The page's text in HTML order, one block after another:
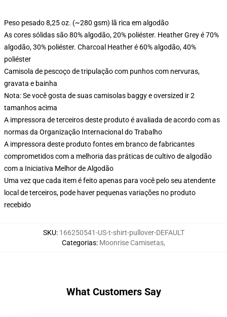
Peso pesado 8,25 oz. (~280 gsm) lã rica em algodão
As cores sólidas são 80% algodão, 20% poliéster. Heather Grey é 70%
algodão, 30% poliéster. Charcoal Heather é 60% algodão, 40%
poliéster
Camisola de pescoço de tripulação com punhos com nervuras,
gravata e bainha
Nota: Se você gosta de suas camisolas baggy e oversized ir 2
tamanhos acima
A impressora de terceiros deste produto é avaliada de acordo com as
normas da Organização Internacional do Trabalho
A impressora deste produto fontes em branco de fabricantes
comprometidos com a melhoria das práticas de cultivo de algodão
com a Iniciativa Melhor de Algodão
Uma vez que cada item é feito apenas para você pelo seu atendente
local de terceiros, pode haver pequenas variações no produto
recebido
SKU: 166250541-US-t-shirt-pullover-DEFAULT
Categorias: Moonrise Camisetas,
What Customers Say